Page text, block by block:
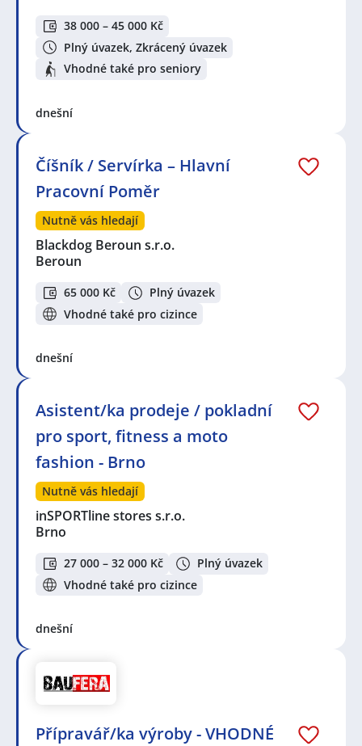
38 000 – 45 000 Kč
Plný úvazek, Zkrácený úvazek
Vhodné také pro seniory
dnešní
Číšník / Servírka – Hlavní
Pracovní Poměr
Nutně vás hledají
Blackdog Beroun s.r.o.
Beroun
65 000 Kč
Plný úvazek
Vhodné také pro cizince
dnešní
Asistent/ka prodeje / pokladní
pro sport, fitness a moto
fashion - Brno
Nutně vás hledají
inSPORTline stores s.r.o.
Brno
27 000 – 32 000 Kč
Plný úvazek
Vhodné také pro cizince
dnešní
Přípravář/ka výroby - VHODNÉ